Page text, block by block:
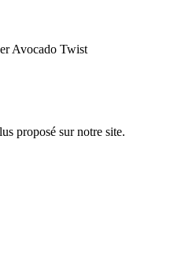
Avocado Twist
proposé sur notre site.